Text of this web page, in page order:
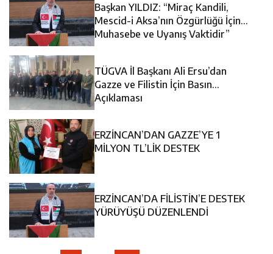
Başkan YILDIZ: “Miraç Kandili,
Mescid-i Aksa’nın Özgürlüğü İçin
Muhasebe ve Uyanış Vaktidir”
TÜGVA İl Başkanı Ali Ersu’dan
Gazze ve Filistin İçin Basın
Açıklaması
ERZİNCAN’DAN GAZZE’YE 1
MİLYON TL’LİK DESTEK
ERZİNCAN’DA FİLİSTİN’E DESTEK
YÜRÜYÜŞÜ DÜZENLENDİ